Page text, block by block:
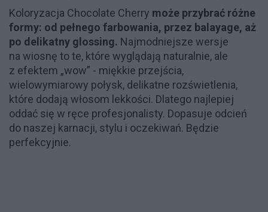
Koloryzacja Chocolate Cherry może przybrać różne
formy: od pełnego farbowania, przez balayage, aż
po delikatny glossing. Najmodniejsze wersje
na wiosnę to te, które wyglądają naturalnie, ale
z efektem „wow” - miękkie przejścia,
wielowymiarowy połysk, delikatne rozświetlenia,
które dodają włosom lekkości. Dlatego najlepiej
oddać się w ręce profesjonalisty. Dopasuje odcień
do naszej karnacji, stylu i oczekiwań. Będzie
perfekcyjnie.